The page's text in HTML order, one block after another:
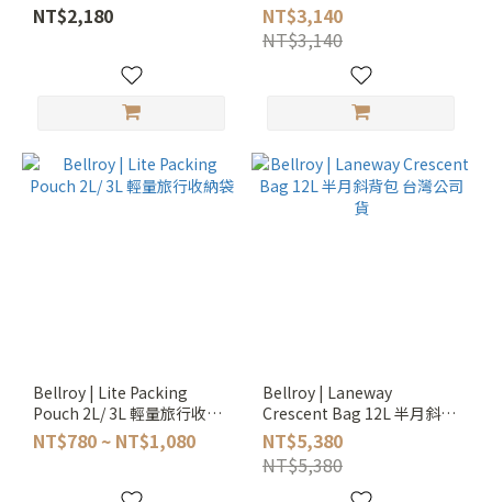
NT$2,180
NT$3,140
NT$3,140
Bellroy | Lite Packing
Pouch 2L/ 3L 輕量旅行收納
袋
NT$780 ~ NT$1,080
Bellroy | Laneway
Crescent Bag 12L 半月斜背
包 台灣公司貨
NT$5,380
NT$5,380